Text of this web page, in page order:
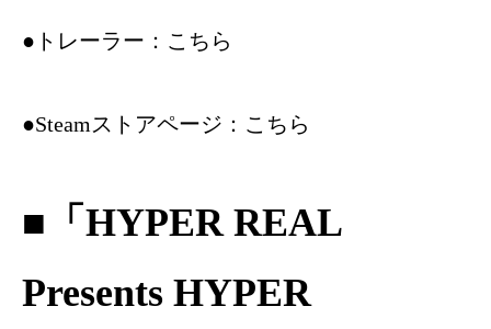
●トレーラー： こちら
●Steamストアページ： こちら
■「HYPER REAL
Presents HYPER